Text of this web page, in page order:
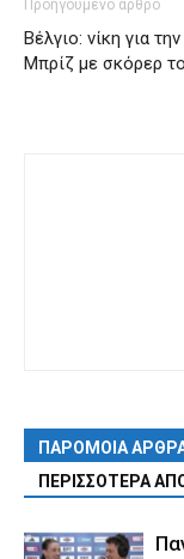
Προηγούμενο άρθρο
Βέλγιο: νίκη για
Μπρίζ με σκόρερ
ΠΑΡΟΜΟΙΑ
ΠΕΡΙΣΣΟΤΕΡΑ